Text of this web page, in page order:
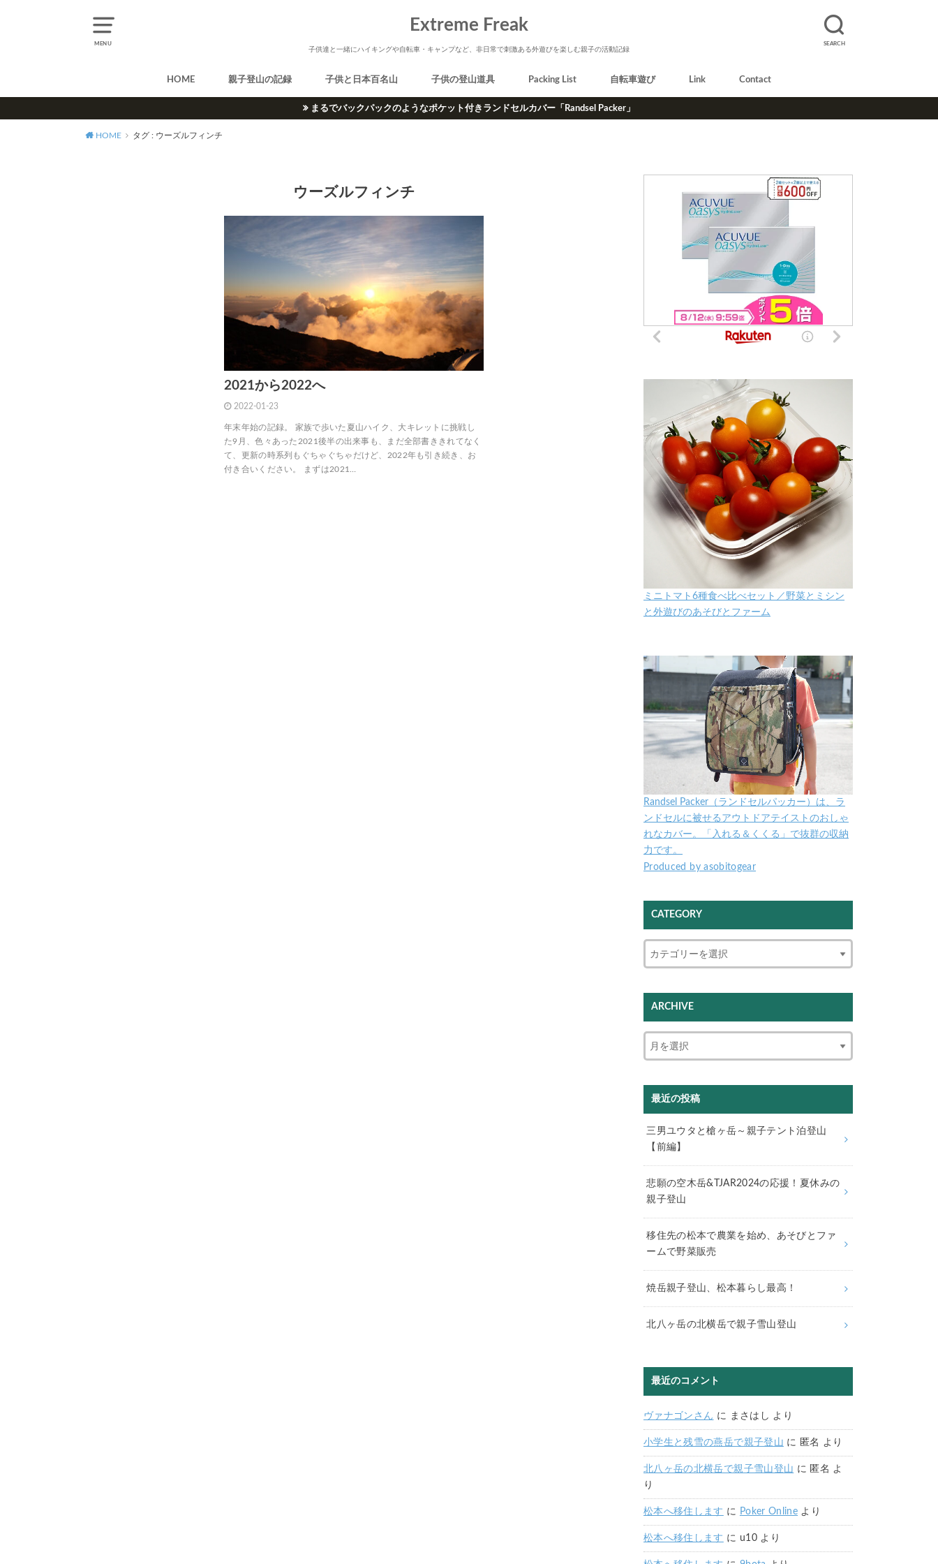
MENU SEARCH
Extreme Freak
子供達と一緒にハイキングや自転車・キャンプなど、非日常で刺激ある外遊びを楽しむ親子の活動記録
HOME 親子登山の記録 子供と日本百名山 子供の登山道具 Packing List 自転車遊び Link Contact
まるでバックパックのようなポケット付きランドセルカバー「Randsel Packer」
HOME タグ : ウーズルフィンチ
ウーズルフィンチ
2021から2022へ
2022-01-23
年末年始の記録。 家族で歩いた夏山ハイク、大キレットに挑戦し
た9月、色々あった2021後半の出来事も、まだ全部書ききれてなく
て、更新の時系列もぐちゃぐちゃだけど、2022年も引き続き、お
付き合いください。 まずは2021…
ミニトマト6種食べ比べセット／野菜とミシン
と外遊びのあそびとファーム
Randsel Packer（ランドセルパッカー）は、ラ
ンドセルに被せるアウトドアテイストのおしゃ
れなカバー。「入れる＆くくる」で抜群の収納
力です。
Produced by asobitogear
CATEGORY
ARCHIVE
最近の投稿
三男ユウタと槍ヶ岳～親子テント泊登山
【前編】
悲願の空木岳&TJAR2024の応援！夏休みの
親子登山
移住先の松本で農業を始め、あそびとファ
ームで野菜販売
焼岳親子登山、松本暮らし最高！
北八ヶ岳の北横岳で親子雪山登山
最近のコメント
ヴァナゴンさん に まさはし より
小学生と残雪の燕岳で親子登山 に 匿名 より
北八ヶ岳の北横岳で親子雪山登山 に 匿名 よ
り
松本へ移住します に Poker Online より
松本へ移住します に u10より